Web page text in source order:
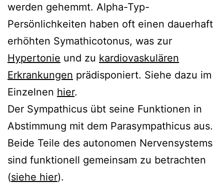
werden gehemmt. Alpha-Typ-
Persönlichkeiten haben oft einen dauerhaft
erhöhten Symathicotonus, was zur
Hypertonie und zu kardiovaskulären
Erkrankungen prädisponiert. Siehe dazu im
Einzelnen hier.
Der Sympathicus übt seine Funktionen in
Abstimmung mit dem Parasympathicus aus.
Beide Teile des autonomen Nervensystems
sind funktionell gemeinsam zu betrachten
(siehe hier).